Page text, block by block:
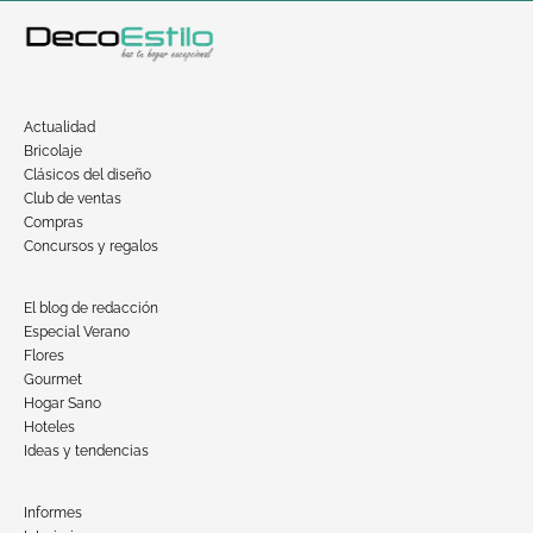
Actualidad
Bricolaje
Clásicos del diseño
Club de ventas
Compras
Concursos y regalos
El blog de redacción
Especial Verano
Flores
Gourmet
Hogar Sano
Hoteles
Ideas y tendencias
Informes